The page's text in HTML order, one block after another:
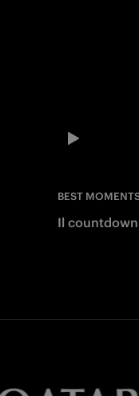
BEST
Il